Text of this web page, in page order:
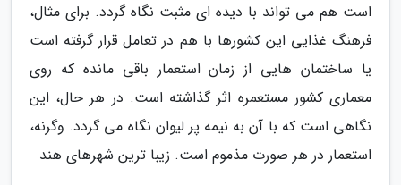
است هم می تواند با دیده ای مثبت نگاه گردد. برای مثال،
فرهنگ غذایی این کشورها با هم در تعامل قرار گرفته است
یا ساختمان هایی از زمان استعمار باقی مانده که روی
معماری کشور مستعمره اثر گذاشته است. در هر حال، این
نگاهی است که با آن به نیمه پر لیوان نگاه می گردد. وگرنه،
استعمار در هر صورت مذموم است. زیبا ترین شهرهای هند